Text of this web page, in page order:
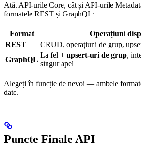
Atât API-urile Core, cât și API-urile
formatele REST și GraphQL:
Format
Operațiuni
REST
CRUD, operațiuni de grup,
GraphQL
La fel + upsert-uri de grup,
singur apel
Alegeți în funcție de nevoi — ambele
date.
Puncte Finale API